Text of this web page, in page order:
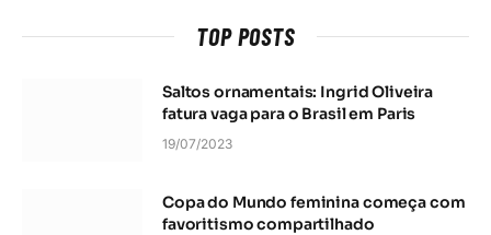
TOP POSTS
Saltos ornamentais: Ingrid Oliveira
fatura vaga para o Brasil em Paris
19/07/2023
Copa do Mundo feminina começa com
favoritismo compartilhado